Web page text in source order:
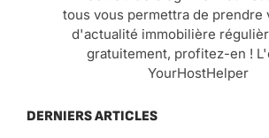
tous vous permettra de prendre
d'actualité immobilière
gratuitement, profitez-en !
YourHostHelper
DERNIERS ARTICLES